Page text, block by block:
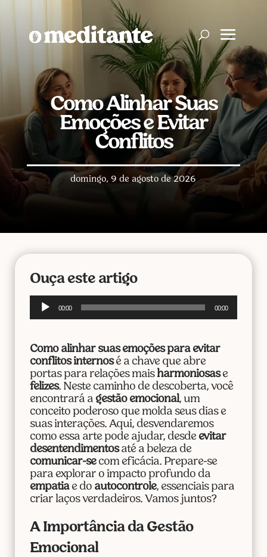
Como Alinhar Suas
Emoções e Evitar
Conflitos
domingo, 9 de agosto de 2026
Ouça este artigo
Tocador
00:00 00:00
Como alinhar suas emoções para evitar
conflitos internosé a chave que abre
portas para relações mais harmoniosase
felizes. Neste caminho de descoberta, você
encontrará a gestão emocional, um
conceito poderoso que molda seus dias e
suas interações. Aqui, desvendaremos
como essa arte pode ajudar, desde evitar
desentendimentosaté a beleza de
comunicar-secom eficácia. Prepare-se
para explorar o impacto profundo da
empatiae do autocontrole, essenciais para
criar laços verdadeiros. Vamos juntos?
A Importância da Gestão
Emocional